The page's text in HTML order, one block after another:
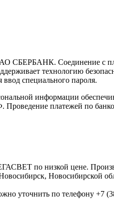
СБЕРБАНК. Соединение с
технологию
ввод специального пароля.
информации
платежей по
по низкой цене.
Новосибирской
уточнить по телефону +7